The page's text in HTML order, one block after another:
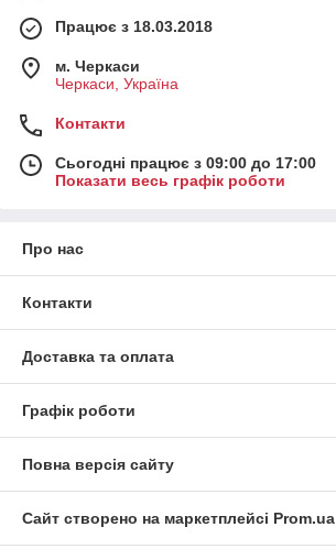
Працює з 18.03.2018
м. Черкаси
Черкаси, Україна
Контакти
Сьогодні працює з 09:00 до 17:00
Показати весь графік роботи
Про нас
Контакти
Доставка та оплата
Графік роботи
Повна версія сайту
Сайт створено на маркетплейсі Prom.ua